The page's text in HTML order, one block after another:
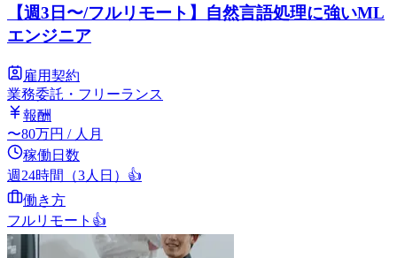
【週3日〜/フルリモート】自然言語処理に強いML
エンジニア
雇用契約
業務委託・フリーランス
報酬
〜80万円 / 人月
稼働日数
週24時間（3人日） 👍
働き方
フルリモート 👍